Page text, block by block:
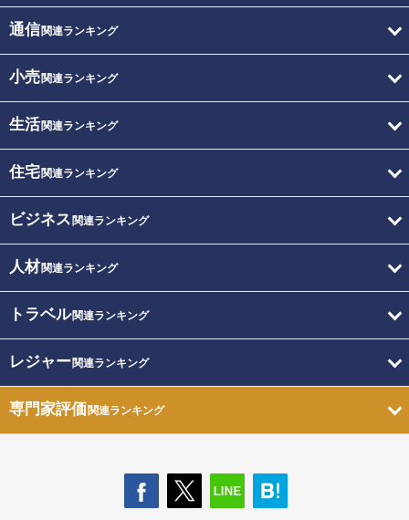
通信関連ランキング
小売関連ランキング
生活関連ランキング
住宅関連ランキング
ビジネス 関連ランキング
人材関連ランキング
トラベル関連ランキング
レジャー関連ランキング
専門家評価関連ランキング